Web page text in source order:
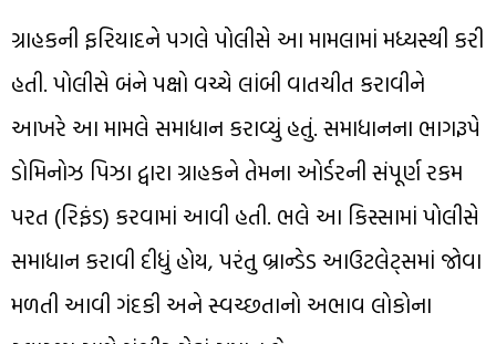
ગ્રાહકની ફરિયાદને પગલે પોલીસે આ મામલામાં મધ્યસ્થી કરી
હતી. પોલીસે બંને પક્ષો વચ્ચે લાંબી વાતચીત કરાવીને
આખરે આ મામલે સમાધાન કરાવ્યું હતું. સમાધાનના ભાગરૂપે
ડોમિનોઝ પિઝા દ્વારા ગ્રાહકને તેમના ઓર્ડરની સંપૂર્ણ રકમ
પરત (રિફંડ) કરવામાં આવી હતી. ભલે આ કિસ્સામાં પોલીસે
સમાધાન કરાવી દીધું હોય, પરંતુ બ્રાન્ડેડ આઉટલેટ્સમાં જોવા
મળતી આવી ગંદકી અને સ્વચ્છતાનો અભાવ લોકોના